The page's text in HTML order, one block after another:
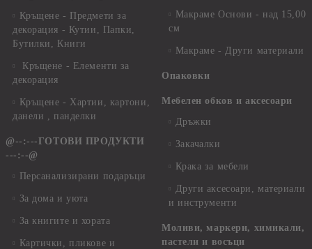
Кръщене - Предмети за
декорация - Кутии, Папки,
Бутилки, Книги
Кръщене - Елементи за
декорация
Кръщене - Хартии, картони,
данели , панделки
@--:---ГОТОВИ ПРОДУКТИ
---:--@
Персанализирани подаръци
За дома и уюта
За книгите и хората
Картички, пликове и
Макраме Основи - над 15,00
см
Макраме - Други материали
Опаковки
Мебелен обков и аксесоари
Дръжки
Закачалки
Крака за мебели
Други аксесоари, материали
и инструменти
Моливи, маркери, химикали,
пастели и восъци